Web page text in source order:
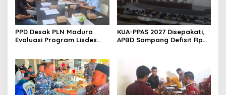
PPD Desak PLN Madura
Evaluasi Program Lisdes
KUA-PPAS 2027 Disepakati,
APBD Sampang Defisit Rp